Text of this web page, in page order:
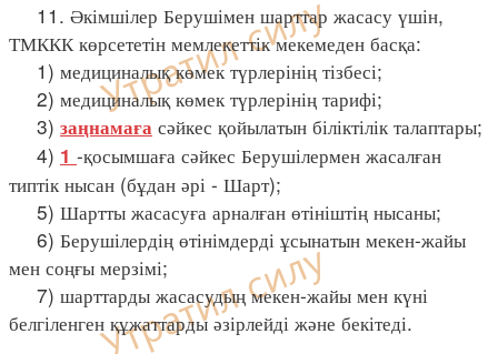
11. Әкімшілер Берушімен шарттар жасасу үшін,
ТМККК көрсететін мемлекеттік мекемеден басқа:
1) медициналық көмек түрлерінің тізбесі;
2) медициналық көмек түрлерінің тарифі;
3) заңнамаға сәйкес қойылатын біліктілік талаптары;
4) 1 -қосымшаға сәйкес Берушілермен жасалған
типтік нысан (бұдан әрі - Шарт);
5) Шартты жасасуға арналған өтініштің нысаны;
6) Берушілердің өтінімдерді ұсынатын мекен-жайы
мен соңғы мерзімі;
7) шарттарды жасасудың мекен-жайы мен күні
белгіленген құжаттарды әзірлейді және бекітеді.